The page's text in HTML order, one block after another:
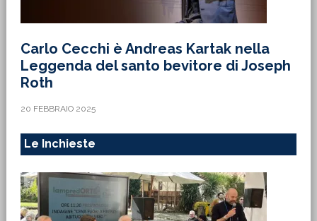
Carlo Cecchi è Andreas Kartak nella
Leggenda del santo bevitore di Joseph
Roth
20 FEBBRAIO 2025
Le Inchieste